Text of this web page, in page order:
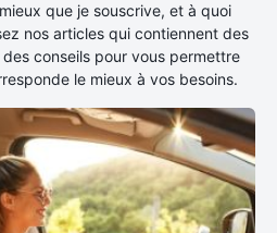
que je souscrive, et à quoi
nos articles qui contiennent des
conseils pour vous permettre
le mieux à vos besoins.